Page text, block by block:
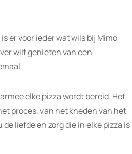
er voor ieder wat wils bij Mimo
wilt genieten van een
elke pizza wordt bereid. Het
proces, van het kneden van het
liefde en zorg die in elke pizza is